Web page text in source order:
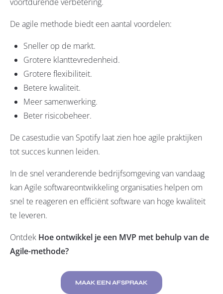
De agile methode biedt een aantal voordelen:
Sneller op de markt.
Grotere klanttevredenheid.
Grotere flexibiliteit.
Betere kwaliteit.
Meer samenwerking.
Beter risicobeheer.
De casestudie van Spotify laat zien hoe agile praktijken
tot succes kunnen leiden.
In de snel veranderende bedrijfsomgeving van vandaag
kan Agile softwareontwikkeling organisaties helpen om
snel te reageren en efficiënt software van hoge kwaliteit
te leveren.
Ontdek Hoe ontwikkel je een MVP met behulp van de
Agile-methode?
MAAK EEN AFSPRAAK